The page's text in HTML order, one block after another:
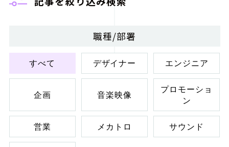
職種/部署
すべて デザイナー エンジニア
企画 音楽映像
プロモーショ
ン
営業 メカトロ サウンド